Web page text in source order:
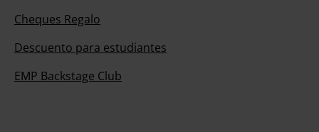
Cheques Regalo
Descuento para estudiantes
EMP Backstage Club